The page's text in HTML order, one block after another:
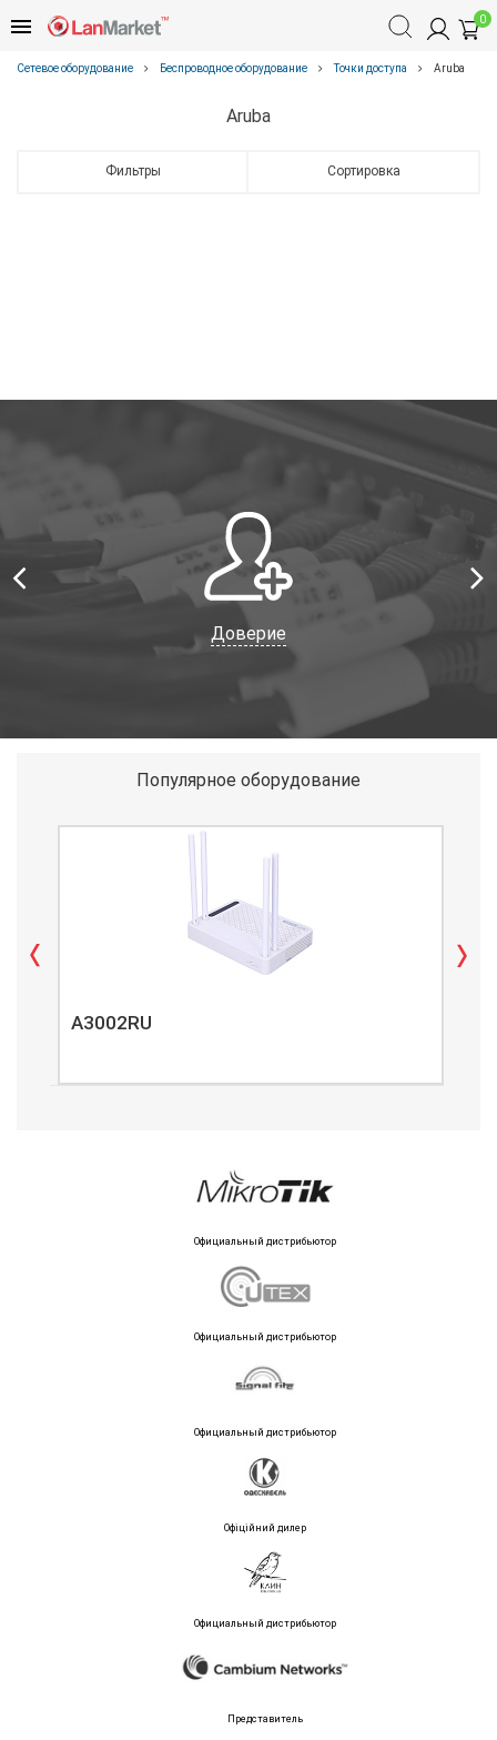
0
Сетевое оборудование Беспроводное оборудование Точки доступа Aruba
Aruba
Фильтры Сортировка
Доверие
Популярное оборудование
A3002RU
Официальный дистрибьютор
Официальный дистрибьютор
Официальный дистрибьютор
Офіційний дилер
Официальный дистрибьютор
Представитель